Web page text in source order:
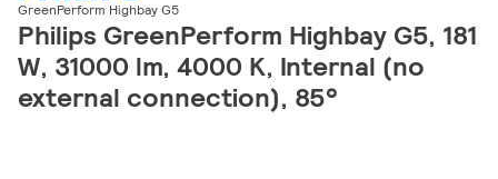
GreenPerform Highbay G5
Philips GreenPerform Highbay G5, 181
W, 31000 lm, 4000 K, Internal (no
external connection), 85°